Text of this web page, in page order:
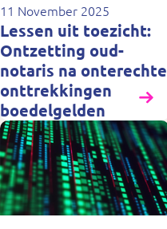
11 November 2025
Lessen uit toezicht:
Ontzetting oud-
notaris na onterechte
onttrekkingen
boedelgelden